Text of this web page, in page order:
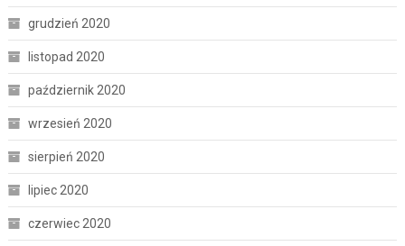
grudzień 2020
listopad 2020
październik 2020
wrzesień 2020
sierpień 2020
lipiec 2020
czerwiec 2020